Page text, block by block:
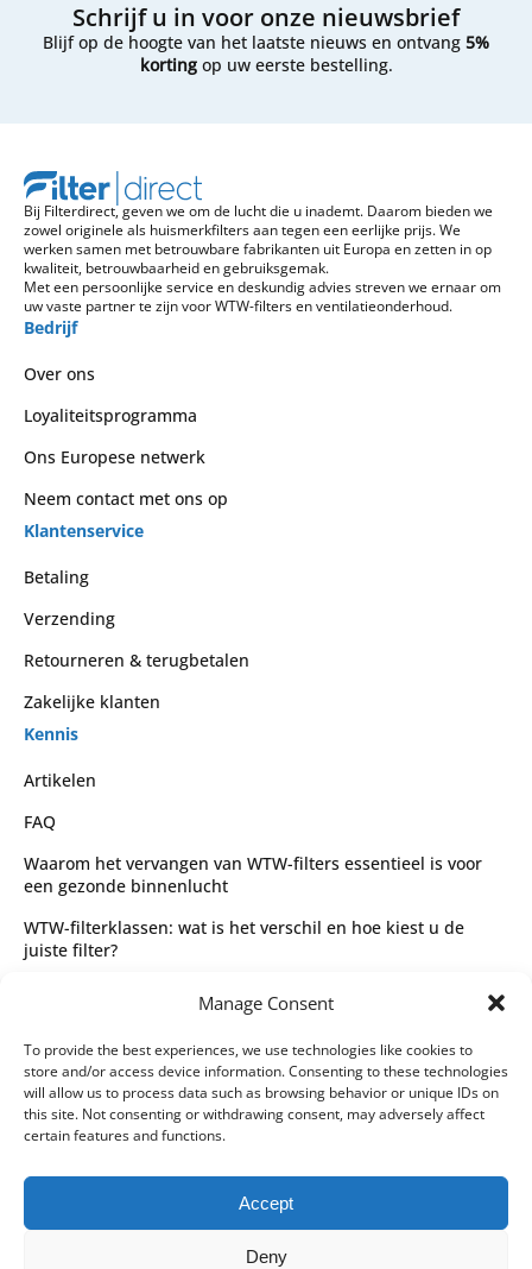
Manage Consent
To provide the best experiences, we use technologies like cookies to
store and/or access device information. Consenting to these technologies
will allow us to process data such as browsing behavior or unique IDs on
this site. Not consenting or withdrawing consent, may adversely affect
certain features and functions.
Accept
Deny
Schrijf u in voor onze nieuwsbrief
Blijf op de hoogte van het laatste nieuws en ontvang 5%
kortingop uw eerste bestelling.
Bij Filterdirect, geven we om de lucht die u inademt. Daarom bieden we
zowel originele als huismerkfilters aan tegen een eerlijke prijs. We
werken samen met betrouwbare fabrikanten uit Europa en zetten in op
kwaliteit, betrouwbaarheid en gebruiksgemak.
Met een persoonlijke service en deskundig advies streven we ernaar om
uw vaste partner te zijn voor WTW-filters en ventilatieonderhoud.
Bedrijf
Over ons
Loyaliteitsprogramma
Ons Europese netwerk
Neem contact met ons op
Klantenservice
Betaling
Verzending
Retourneren & terugbetalen
Zakelijke klanten
Kennis
Artikelen
FAQ
Waarom het vervangen van WTW-filters essentieel is voor
een gezonde binnenlucht
WTW-filterklassen: wat is het verschil en hoe kiest u de
juiste filter?
Complete gids voor WTW-filtertypes en het kiezen van de
Wettelijk
Algemene voorwaarden
Privacybeleid
Leveringspartners
Betaalmethoden